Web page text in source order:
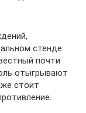
стенде
почти
отыгрывают
стоит